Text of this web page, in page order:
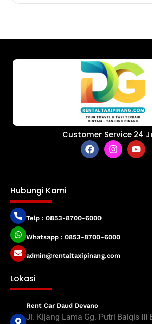
Customer Service 24
Hubungi Kami
Telp : 0853-8700-6000
Whatsapp : 0853-8700-6000
admin@rentaltaxipinang.com
Lokasi
Rent Car Daud Devano
Jl. Kijang Lama Gg. Putri Balqis III